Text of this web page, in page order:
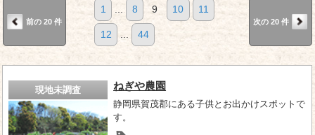
前の 20 件
1 ... 8 9 10 11
12 ... 44
次の 20 件
現地未調査 ねぎや農園
静岡県賀茂郡にある子供とお出かけスポットで
す。